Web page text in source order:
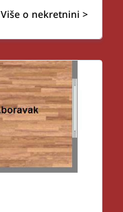
Više o nekretnini >